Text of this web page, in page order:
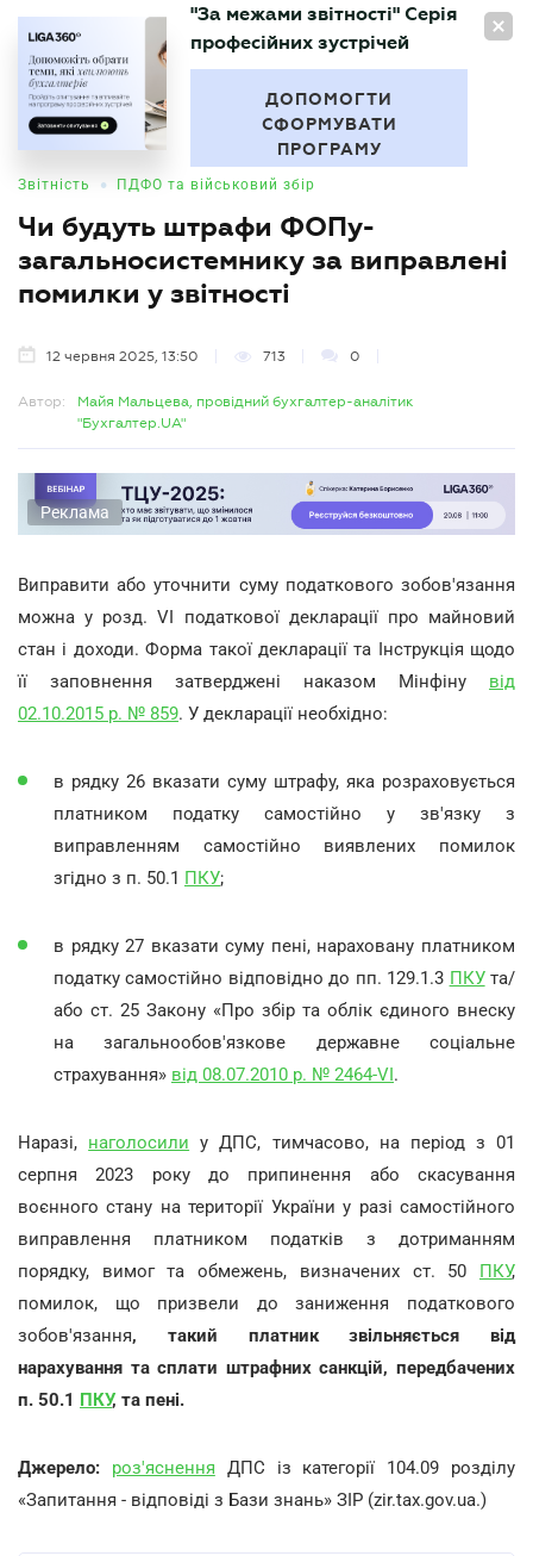
UA
БУХГАЛТЕР
"За межами звітності" Серія
професійних зустрічей
ДОПОМОГТИ
СФОРМУВАТИ
ПРОГРАМУ
Звітність • ПДФО та військовий збір
Чи будуть штрафи ФОПу-
загальносистемнику за виправлені
помилки у звітності
12 червня 2025, 13:50 713 0
Автор:
Майя Мальцева, провідний бухгалтер-аналітик
"Бухгалтер.UA"
Реклама
Виправити або уточнити суму податкового зобов'язання
можна у розд. VI податкової декларації про майновий
стан і доходи. Форма такої декларації та Інструкція щодо
її заповнення затверджені наказом Мінфіну від
02.10.2015 р. № 859. У декларації необхідно:
в рядку 26 вказати суму штрафу, яка розраховується
платником податку самостійно у зв'язку з
виправленням самостійно виявлених помилок
згідно з п. 50.1 ПКУ;
в рядку 27 вказати суму пені, нараховану платником
податку самостійно відповідно до пп. 129.1.3 ПКУта/
або ст. 25 Закону «Про збір та облік єдиного внеску
на загальнообов'язкове державне соціальне
страхування» від 08.07.2010 р. № 2464-VI.
Наразі, наголосили у ДПС, тимчасово, на період з 01
серпня 2023 року до припинення або скасування
воєнного стану на території України у разі самостійного
виправлення платником податків з дотриманням
порядку, вимог та обмежень, визначених ст. 50 ПКУ,
помилок, що призвели до заниження податкового
зобов'язання, такий платник звільняється від
нарахування та сплати штрафних санкцій, передбачених
п. 50.1 ПКУ, та пені.
Джерело: роз'яснення ДПС із категорії 104.09 розділу
«Запитання - відповіді з Бази знань» ЗІР (zir.tax.gov.ua.)